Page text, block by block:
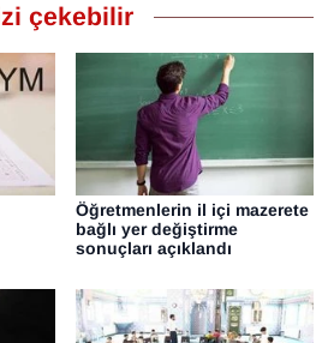
çekebilir
Öğretmenlerin il içi mazerete
bağlı yer değiştirme
sonuçları açıklandı